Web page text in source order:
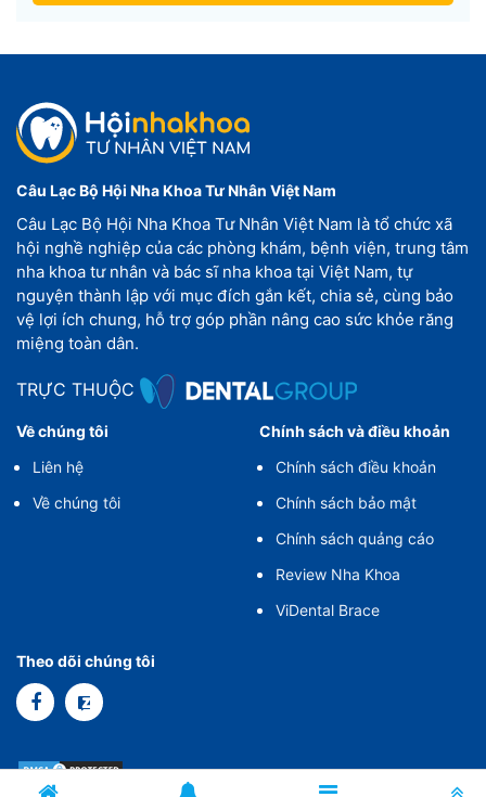
Câu Lạc Bộ Hội Nha Khoa Tư Nhân Việt Nam
Câu Lạc Bộ Hội Nha Khoa Tư Nhân Việt Nam là tổ chức xã
hội nghề nghiệp của các phòng khám, bệnh viện, trung tâm
nha khoa tư nhân và bác sĩ nha khoa tại Việt Nam, tự
nguyện thành lập với mục đích gắn kết, chia sẻ, cùng bảo
vệ lợi ích chung, hỗ trợ góp phần nâng cao sức khỏe răng
miệng toàn dân.
TRỰC THUỘC
Về chúng tôi
Liên hệ
Về chúng tôi
Chính sách và điều khoản
Chính sách điều khoản
Chính sách bảo mật
Chính sách quảng cáo
Review Nha Khoa
ViDental Brace
Theo dõi chúng tôi